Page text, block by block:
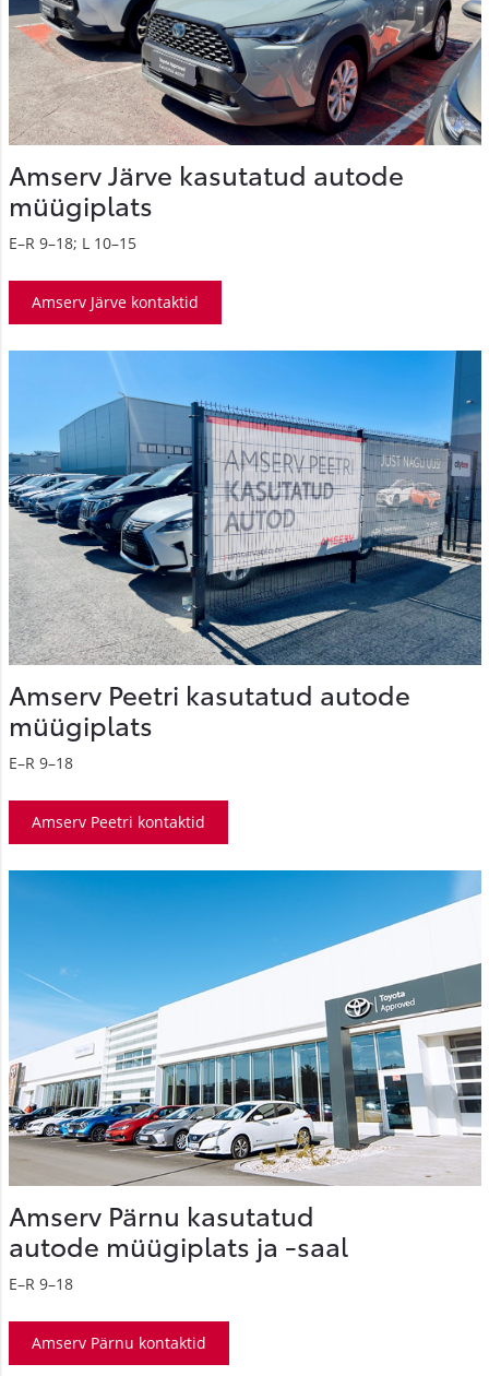
Amserv Järve kasutatud autode
müügiplats
E–R 9–18; L 10–15
Amserv Järve kontaktid
Amserv Peetri kasutatud autode
müügiplats
E–R 9–18
Amserv Peetri kontaktid
Amserv Pärnu kasutatud
autode müügiplats ja -saal
E–R 9–18
Amserv Pärnu kontaktid